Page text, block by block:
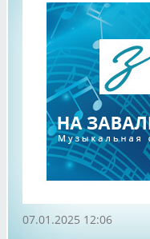
07.01.2025 12:06